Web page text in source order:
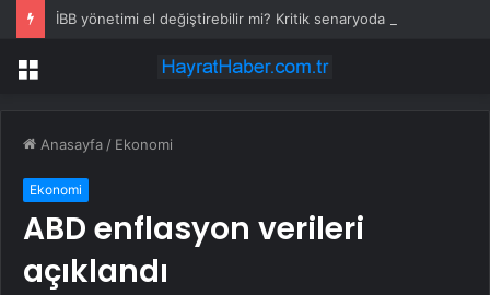
Menü
Anasayfa / Ekonomi
Ekonomi
ABD enflasyon verileri
açıklandı